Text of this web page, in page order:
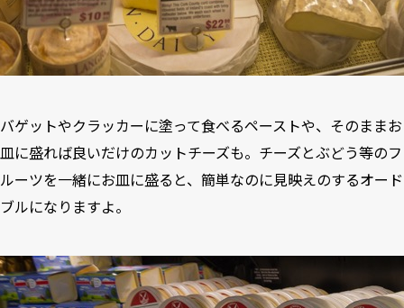
バゲットやクラッカーに塗って食べるペーストや、そのままお
皿に盛れば良いだけのカットチーズも。チーズとぶどう等のフ
ルーツを一緒にお皿に盛ると、簡単なのに見映えのするオード
ブルになりますよ。